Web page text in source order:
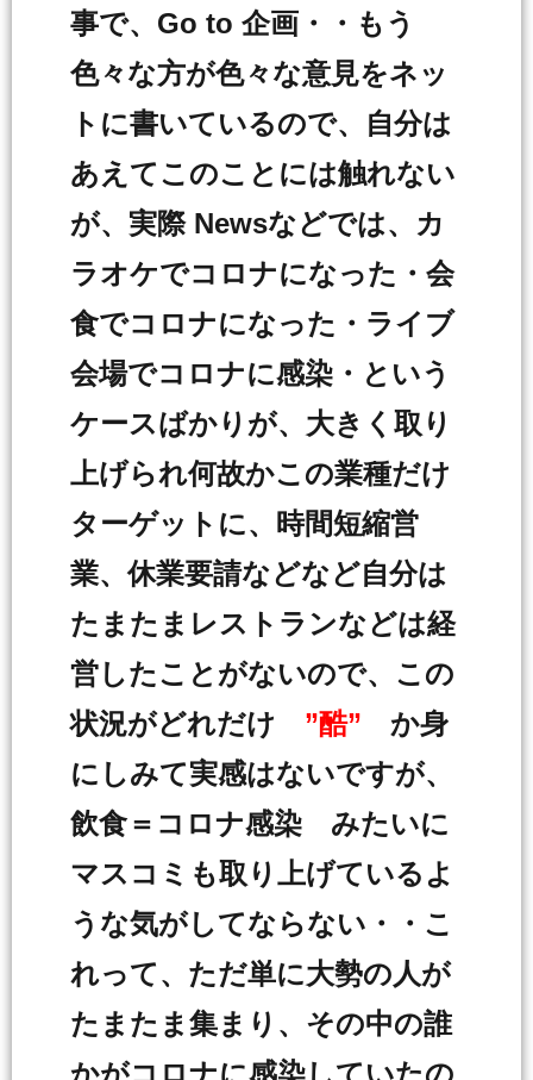
事で、Go to 企画・・もう
色々な方が色々な意見をネッ
トに書いているので、自分は
あえてこのことには触れない
が、実際 Newsなどでは、カ
ラオケでコロナになった・会
食でコロナになった・ライブ
会場でコロナに感染・という
ケースばかりが、大きく取り
上げられ何故かこの業種だけ
ターゲットに、時間短縮営
業、休業要請などなど自分は
たまたまレストランなどは経
営したことがないので、この
状況がどれだけ ”酷” か身
にしみて実感はないですが、
飲食＝コロナ感染 みたいに
マスコミも取り上げているよ
うな気がしてならない・・こ
れって、ただ単に大勢の人が
たまたま集まり、その中の誰
かがコロナに感染していたの